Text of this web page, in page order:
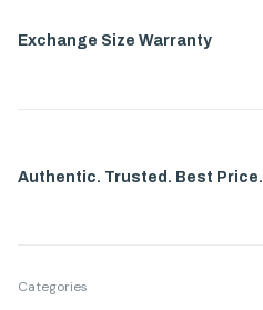
Exchange Size Warranty
Authentic. Trusted. Best Price.
Categories